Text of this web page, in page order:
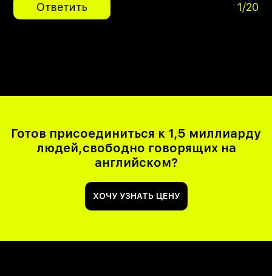
Ответить 1/20
Готов присоединиться к 1,5 миллиарду
людей,свободно говорящих на
английском?
ХОЧУ УЗНАТЬ ЦЕНУ